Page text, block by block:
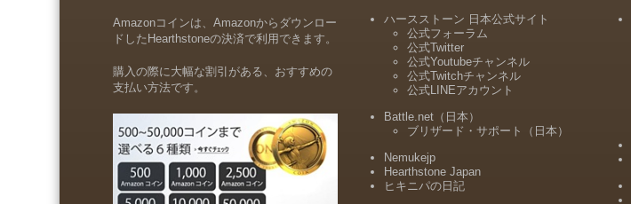
Amazonコインは、Amazonからダウンロー
ドしたHearthstoneの決済で利用できます。
購入の際に大幅な割引がある、おすすめの
支払い方法です。
ハースストーン 日本公式サイト
公式フォーラム
公式Twitter
公式Youtubeチャンネル
公式Twitchチャンネル
公式LINEアカウント
Battle.net（日本）
ブリザード・サポート（日本）
Nemukejp
Hearthstone Japan
ヒキニパの日記